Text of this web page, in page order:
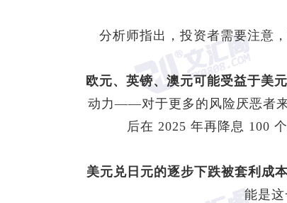
分析师指出，投资者需要注意
欧元、英镑、澳元可能受益于美
动力——对于更多的风险厌恶者
后在 2025 年再降息 100
美元兑日元的逐步下跌被套利成本
能是这